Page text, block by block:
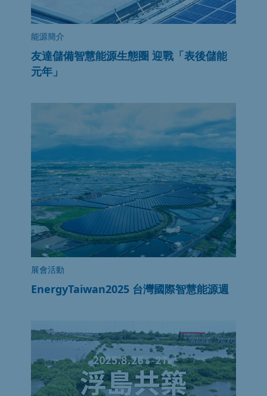
能源簡介
友達儲備智慧能源生態圈 迎戰「表後儲能
元年」
展會活動
EnergyTaiwan2025 台灣國際智慧能源週